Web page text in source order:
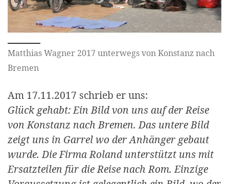
Matthias Wagner 2017 unterwegs von Konstanz nach
Bremen
Am 17.11.2017 schrieb er uns:
Glück gehabt: Ein Bild von uns auf der Reise
von Konstanz nach Bremen. Das untere Bild
zeigt uns in Garrel wo der Anhänger gebaut
wurde. Die Firma Roland unterstützt uns mit
Ersatzteilen für die Reise nach Rom. Einzige